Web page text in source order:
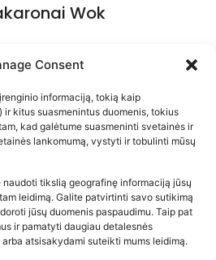
Consent
informaciją, tokią kaip
ir kitus suasmenintus duomenis, tokius
kad galėtume suasmeninti svetainės ir
lankomumą, vystyti ir tobulinti mūsų
naudoti tikslią geografinę informaciją jūsų
leidimą. Galite patvirtinti savo sutikimą
jūsų duomenis paspaudimu. Taip pat
ir pamatyti daugiau detalesnės
atsisakydami suteikti mums leidimą.
Wok